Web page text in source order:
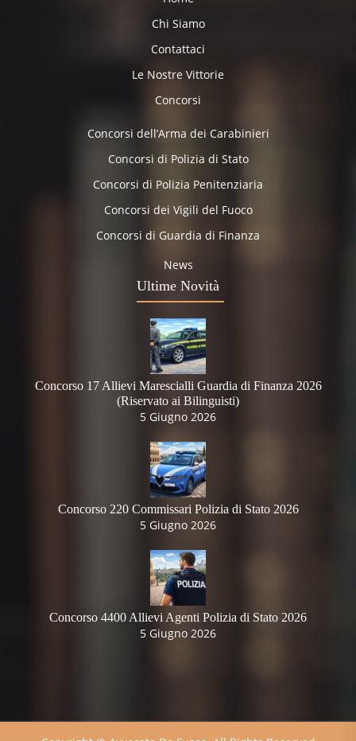
Chi Siamo
Contattaci
Le Nostre Vittorie
Concorsi
Concorsi dell’Arma dei Carabinieri
Concorsi di Polizia di Stato
Concorsi di Polizia Penitenziaria
Concorsi dei Vigili del Fuoco
Concorsi di Guardia di Finanza
News
Ultime Novità
Concorso 17 Allievi Marescialli Guardia di Finanza 2026
(Riservato ai Bilinguisti)
5 Giugno 2026
Concorso 220 Commissari Polizia di Stato 2026
5 Giugno 2026
Concorso 4400 Allievi Agenti Polizia di Stato 2026
5 Giugno 2026